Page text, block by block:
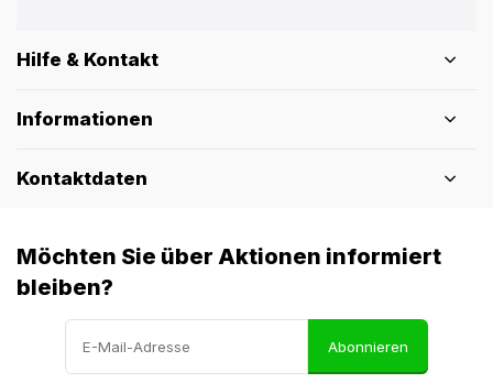
Hilfe & Kontakt
Informationen
Kontaktdaten
Möchten Sie über Aktionen informiert
bleiben?
Abonnieren